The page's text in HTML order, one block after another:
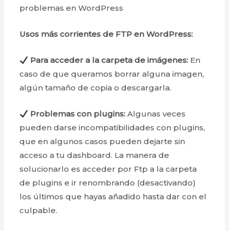
problemas en WordPress
Usos más corrientes de FTP en WordPress:
Para acceder a la carpeta de imágenes: En
caso de que queramos borrar alguna imagen,
algún tamaño de copia o descargarla.
Problemas con plugins: Algunas veces
pueden darse incompatibilidades con plugins,
que en algunos casos pueden dejarte sin
acceso a tu dashboard. La manera de
solucionarlo es acceder por Ftp a la carpeta
de plugins e ir renombrando (desactivando)
los últimos que hayas añadido hasta dar con el
culpable.